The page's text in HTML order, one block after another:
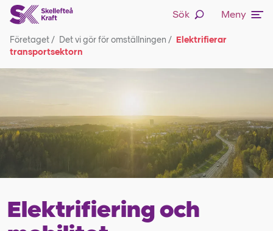
Sök
Meny
Företaget/ Det vi gör för omställningen / Elektrifierar
transportsektorn
Elektrifiering och